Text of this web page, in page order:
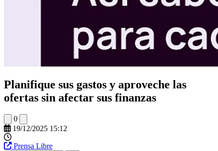
Planifique sus gastos y aproveche las
ofertas sin afectar sus finanzas
0
19/12/2025 15:12
Prensa Libre